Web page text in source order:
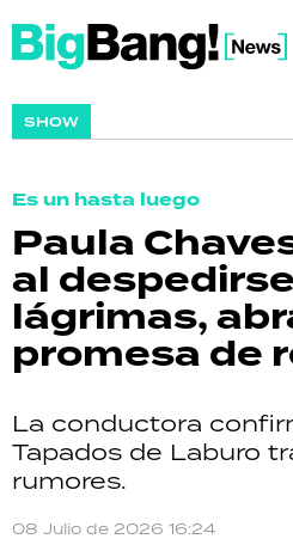
SHOW
Es un hasta luego
Paula
al
lágrimas,
promesa de
La conductora
Tapados de Laburo
rumores.
08 Julio de 2026 16:24
SHOW
ACTUALIDAD
POLICIALES
ECONOMÍA
SALUD
DEPORTES